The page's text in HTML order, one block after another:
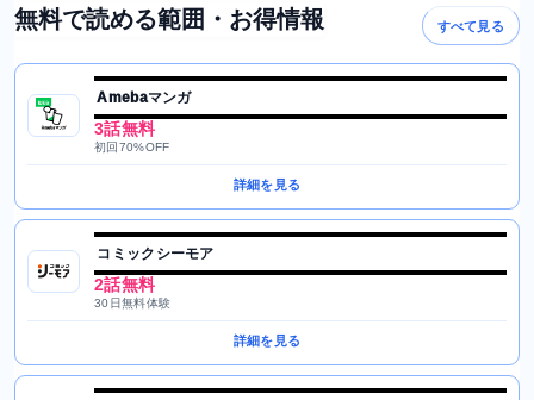
無料で読める範囲・お得情報 すべて見る
Amebaマンガ
3話無料
初回70%OFF
詳細を見る
コミックシーモア
2話無料
30日無料体験
詳細を見る